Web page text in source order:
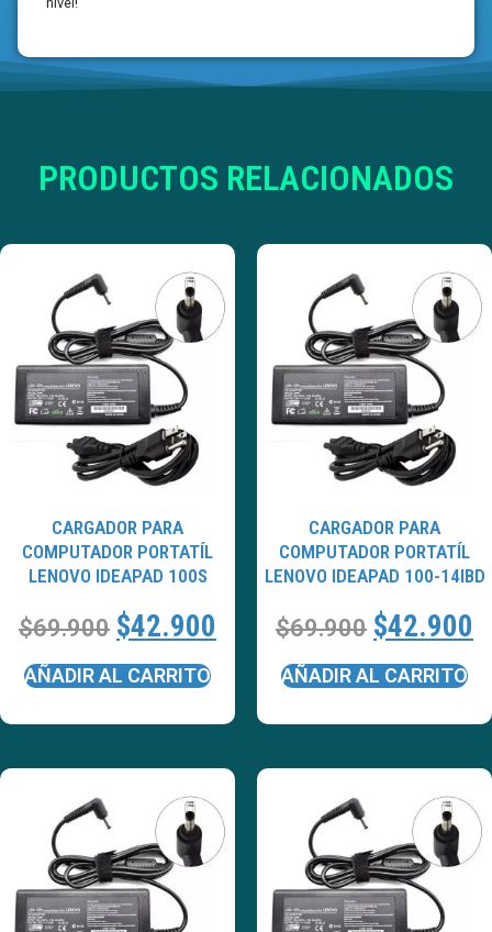
PRODUCTOS RELACIONADOS
CARGADOR PARA
COMPUTADOR PORTATÍL
LENOVO IDEAPAD 100S
$69.900 $42.900
AÑADIR AL CARRITO
CARGADOR PARA
COMPUTADOR PORTATÍL
LENOVO IDEAPAD 100-14IBD
$69.900 $42.900
AÑADIR AL CARRITO